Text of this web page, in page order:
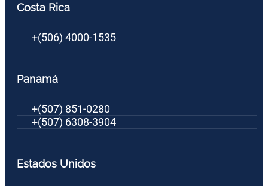
Costa Rica
+(506) 4000-1535
Panamá
+(507) 851-0280
+(507) 6308-3904
Estados Unidos